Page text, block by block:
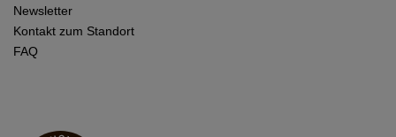
Newsletter
Kontakt zum Standort
FAQ